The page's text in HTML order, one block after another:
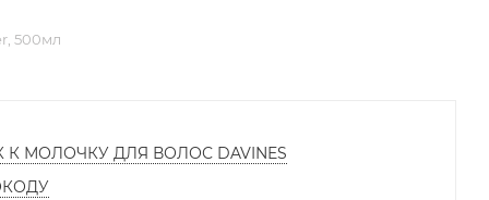
500мл
МОЛОЧКУ ДЛЯ ВОЛОС DAVINES